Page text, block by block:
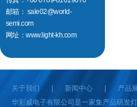
邮箱： sale02@world-
semi.com
网址：www.light-kh.com
关于我们 新闻中心 产品
华彩威电子有限公司是一家集产品研发